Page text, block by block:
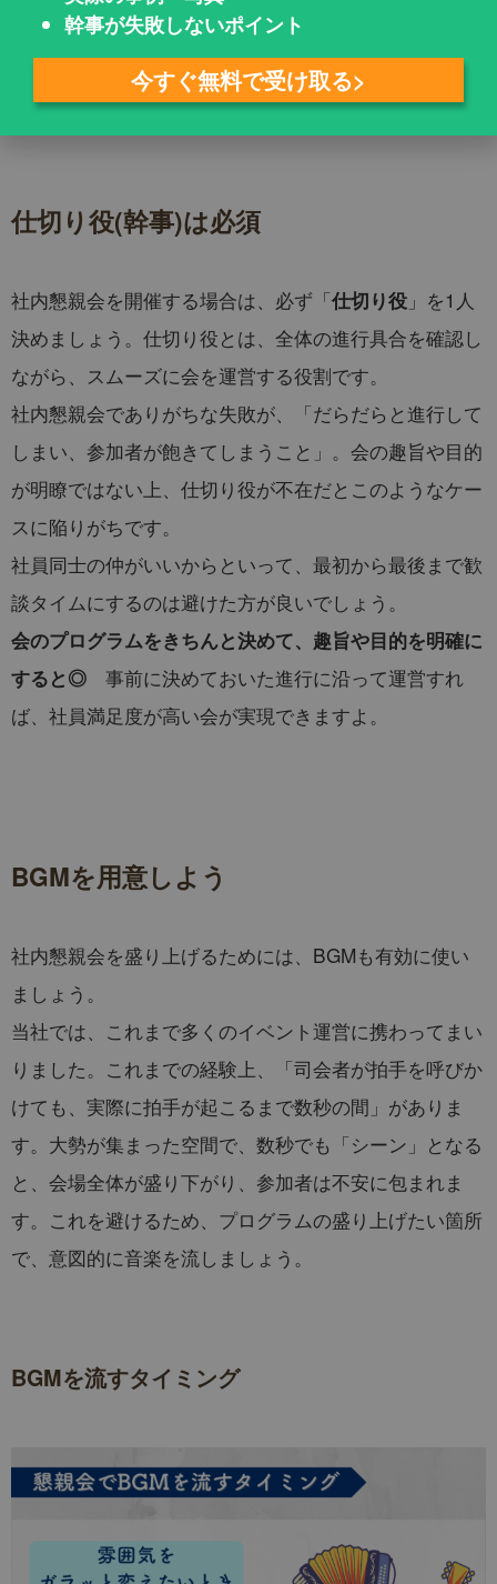
仕切り役(幹事)は必須
社内懇親会を開催する場合は、必ず「仕切り役 」を1人
決めましょう。仕切り役とは、全体の進行具合を確認し
ながら、スムーズに会を運営する役割です。
社内懇親会でありがちな失敗が、「だらだらと進行して
しまい、参加者が飽きてしまうこと」。会の趣旨や目的
が明瞭ではない上、仕切り役が不在だとこのようなケー
スに陥りがちです。
社員同士の仲がいいからといって、最初から最後まで歓
談タイムにするのは避けた方が良いでしょう。
会のプログラムをきちんと決めて、趣旨や目的を明確に
すると◎ 事前に決めておいた進行に沿って運営すれ
ば、社員満足度が高い会が実現できますよ。
BGMを用意しよう
社内懇親会を盛り上げるためには、BGMも有効に使い
ましょう。
当社では、これまで多くのイベント運営に携わってまい
りました。これまでの経験上、「司会者が拍手を呼びか
けても、実際に拍手が起こるまで数秒の間」がありま
す。大勢が集まった空間で、数秒でも「シーン」となる
と、会場全体が盛り下がり、参加者は不安に包まれま
す。これを避けるため、プログラムの盛り上げたい箇所
で、意図的に音楽を流しましょう。
BGMを流すタイミング
幹事が失敗しないポイント
今すぐ無料で受け取る>